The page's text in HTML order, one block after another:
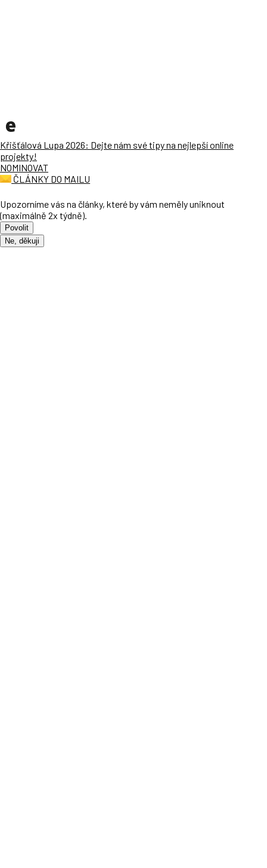
Křišťálová Lupa 2026: Dejte nám své tipy na nejlepší online
projekty!
NOMINOVAT
ČLÁNKY DO MAILU
Upozorníme vás na články, které by vám neměly uniknout
(maximálně 2x týdně).
Povolit
Ne, děkuji